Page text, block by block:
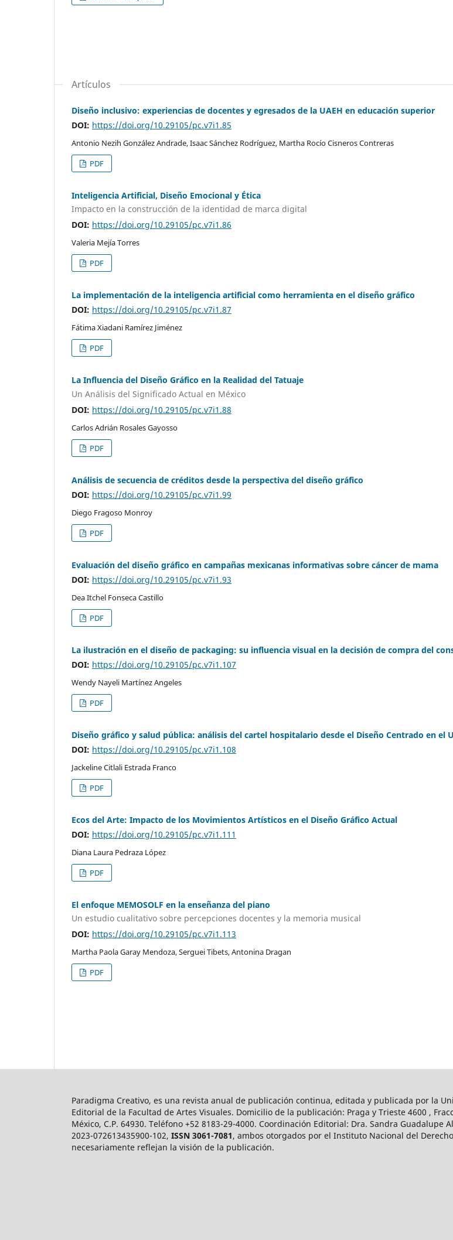
Artículos
Diseño inclusivo: experiencias de docentes y egresados de la UAEH en educación superior
DOI: https://doi.org/10.29105/pc.v7i1.85
Antonio Nezih González Andrade, Isaac Sánchez Rodríguez, Martha Rocío Cisneros Contreras
PDF
Inteligencia Artificial, Diseño Emocional y Ética
Impacto en la construcción de la identidad de marca digital
DOI: https://doi.org/10.29105/pc.v7i1.86
Valeria Mejía Torres
PDF
La implementación de la inteligencia artificial como herramienta en el diseño gráfico
DOI: https://doi.org/10.29105/pc.v7i1.87
Fátima Xiadani Ramírez Jiménez
PDF
La Influencia del Diseño Gráfico en la Realidad del Tatuaje
Un Análisis del Significado Actual en México
DOI: https://doi.org/10.29105/pc.v7i1.88
Carlos Adrián Rosales Gayosso
PDF
Análisis de secuencia de créditos desde la perspectiva del diseño gráfico
DOI: https://doi.org/10.29105/pc.v7i1.99
Diego Fragoso Monroy
PDF
Evaluación del diseño gráfico en campañas mexicanas informativas sobre cáncer de mama
DOI: https://doi.org/10.29105/pc.v7i1.93
Dea Itchel Fonseca Castillo
PDF
La ilustración en el diseño de packaging: su influencia visual en la decisión de compra del
DOI: https://doi.org/10.29105/pc.v7i1.107
Wendy Nayeli Martínez Angeles
PDF
Diseño gráfico y salud pública: análisis del cartel hospitalario desde el Diseño Centrado en el
DOI: https://doi.org/10.29105/pc.v7i1.108
Jackeline Citlali Estrada Franco
PDF
Ecos del Arte: Impacto de los Movimientos Artísticos en el Diseño Gráfico Actual
DOI: https://doi.org/10.29105/pc.v7i1.111
Diana Laura Pedraza López
PDF
El enfoque MEMOSOLF en la enseñanza del piano
Un estudio cualitativo sobre percepciones docentes y la memoria musical
DOI: https://doi.org/10.29105/pc.v7i1.113
Martha Paola Garay Mendoza, Serguei Tibets, Antonina Dragan
PDF
Paradigma Creativo, es una revista anual de publicación continua, editada y publicada por la
Editorial de la Facultad de Artes Visuales. Domicilio de la publicación: Praga y Trieste 4600 ,
México, C.P. 64930. Teléfono +52 8183-29-4000. Coordinación Editorial: Dra. Sandra Guadalupe
2023-072613435900-102, ISSN 3061-7081, ambos otorgados por el Instituto Nacional del
necesariamente reflejan la visión de la publicación.